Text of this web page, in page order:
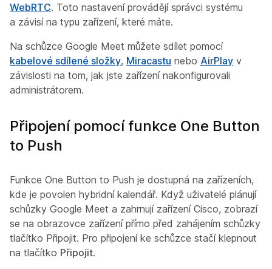
WebRTC. Toto nastavení provádějí správci systému
a závisí na typu zařízení, které máte.
Na schůzce Google Meet můžete sdílet pomocí
kabelové sdílené složky, Miracastu nebo AirPlay v
závislosti na tom, jak jste zařízení nakonfigurovali
administrátorem.
Připojení pomocí funkce One Button
to Push
Funkce One Button to Push je dostupná na zařízeních,
kde je povolen hybridní kalendář. Když uživatelé plánují
schůzky Google Meet a zahrnují zařízení Cisco, zobrazí
se na obrazovce zařízení přímo před zahájením schůzky
tlačítko Připojit. Pro připojení ke schůzce stačí klepnout
na tlačítko Připojit.